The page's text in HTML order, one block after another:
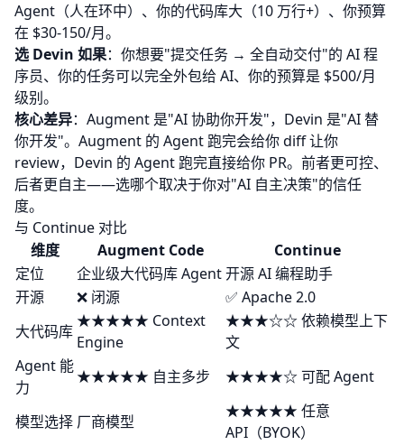
Agent（人在环中）、你的代码库大（10 万行+）、你预算
在 $30-150/月。
选 Devin 如果：你想要"提交任务 → 全自动交付"的 AI 程
序员、你的任务可以完全外包给 AI、你的预算是 $500/月
级别。
核心差异：Augment 是"AI 协助你开发"，Devin 是"AI 替
你开发"。Augment 的 Agent 跑完会给你 diff 让你
review，Devin 的 Agent 跑完直接给你 PR。前者更可控、
后者更自主——选哪个取决于你对"AI 自主决策"的信任
度。
与 Continue 对比
维度
Augment Code
Continue
定位
企业级大代码库 Agent开源 AI 编程助手
开源
❌ 闭源
✅ Apache 2.0
大代码库
★★★★★ Context
Engine
★★★☆☆ 依赖模型上下
文
Agent 能
力
★★★★★ 自主多步 ★★★★☆ 可配 Agent
模型选择 厂商模型
★★★★★ 任意
API（BYOK）